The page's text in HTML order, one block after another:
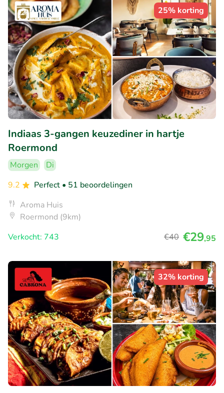
25% korting
Indiaas 3-gangen keuzediner in hartje
Roermond
Morgen
Di
9.2
Perfect • 51 beoordelingen
Aroma Huis
Roermond (9km)
Verkocht: 743
€40 €29,95
32% korting